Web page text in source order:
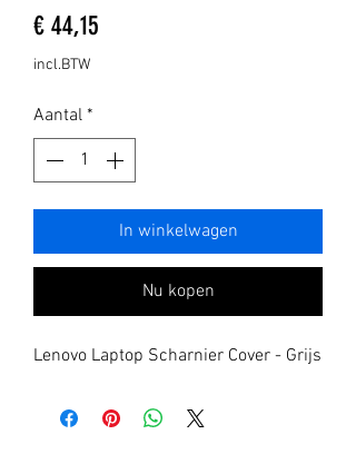
€ 44,15
incl.BTW
Aantal *
In winkelwagen
Nu kopen
Lenovo Laptop Scharnier Cover - Grijs